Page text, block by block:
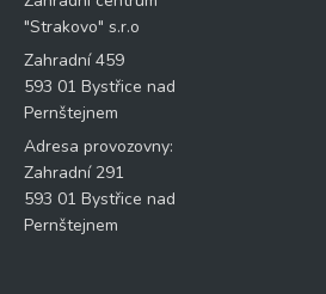
"Strakovo" s.r.o
Zahradní 459
593 01 Bystřice nad
Pernštejnem
Adresa provozovny:
Zahradní 291
593 01 Bystřice nad
Pernštejnem